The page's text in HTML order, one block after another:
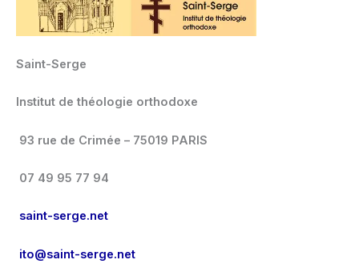
Saint-Serge
Institut de théologie orthodoxe
93 rue de Crimée – 75019 PARIS
07 49 95 77 94
saint-serge.net
ito@saint-serge.net